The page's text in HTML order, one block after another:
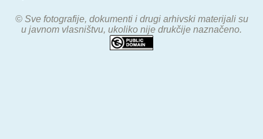
© Sve fotografije, dokumenti i drugi arhivski materijali su
u javnom vlasništvu, ukoliko nije drukčije naznačeno.